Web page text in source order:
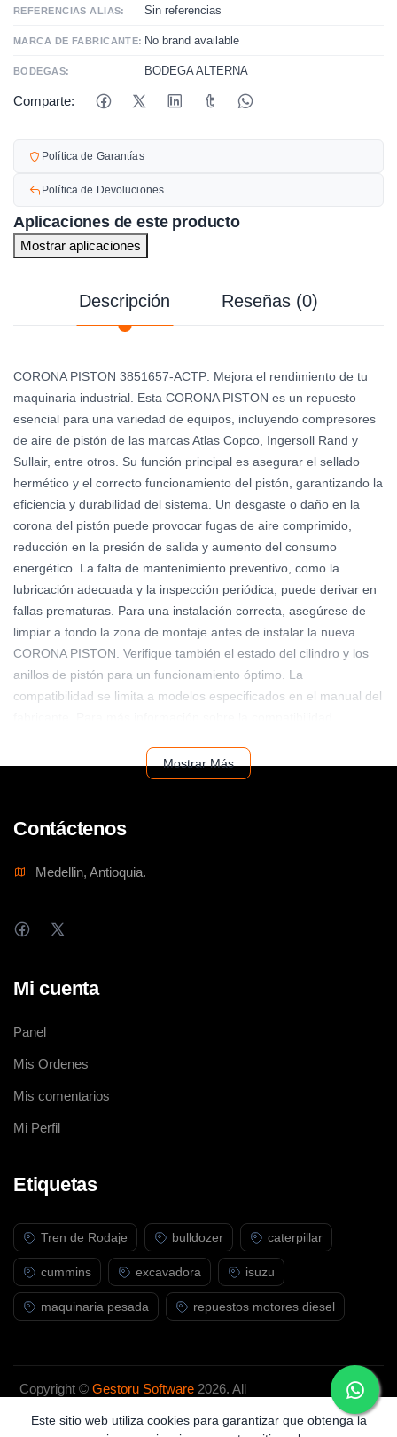
REFERENCIAS ALIAS: Sin referencias
MARCA DE FABRICANTE: No brand available
BODEGAS: BODEGA ALTERNA
Comparte:
Política de Garantías
Política de Devoluciones
Aplicaciones de este producto
Mostrar aplicaciones
Descripción Reseñas (0)
CORONA PISTON 3851657-ACTP: Mejora el rendimiento de tu
maquinaria industrial. Esta CORONA PISTON es un repuesto
esencial para una variedad de equipos, incluyendo compresores
de aire de pistón de las marcas Atlas Copco, Ingersoll Rand y
Sullair, entre otros. Su función principal es asegurar el sellado
hermético y el correcto funcionamiento del pistón, garantizando la
eficiencia y durabilidad del sistema. Un desgaste o daño en la
corona del pistón puede provocar fugas de aire comprimido,
reducción en la presión de salida y aumento del consumo
energético. La falta de mantenimiento preventivo, como la
lubricación adecuada y la inspección periódica, puede derivar en
fallas prematuras. Para una instalación correcta, asegúrese de
limpiar a fondo la zona de montaje antes de instalar la nueva
CORONA PISTON. Verifique también el estado del cilindro y los
anillos de pistón para un funcionamiento óptimo. La
compatibilidad se limita a modelos especificados en el manual del
mantenimiento preventivo para evitar fugas, asegurando la larga
Mostrar Más
Contáctenos
Medellin, Antioquia.
Mi cuenta
Panel
Mis Ordenes
Mis comentarios
Mi Perfil
Etiquetas
Tren de Rodaje bulldozer caterpillar
cummins excavadora isuzu
maquinaria pesada repuestos motores diesel
Copyright ©Gestoru Software 2026. All
Este sitio web utiliza cookies para garantizar que obtenga la